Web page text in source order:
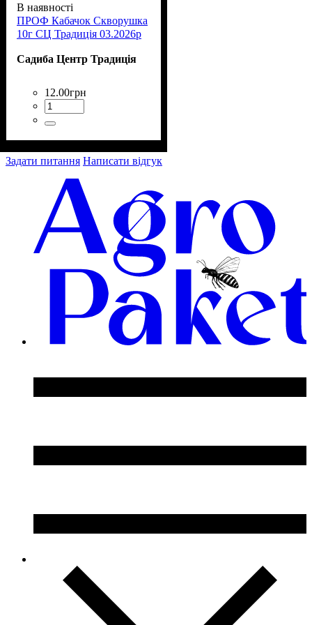
В наявності
ПРОФ Кабачок Скворушка
10г СЦ Традиція 03.2026р
Садиба Центр Традиція
12.00грн
Задати питання Написати відгук